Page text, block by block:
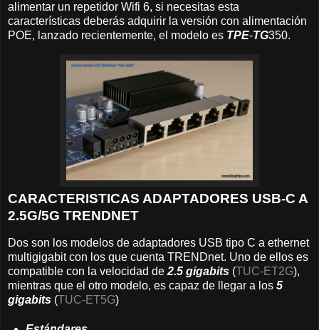
alimentar un repetidor Wifi 6, si necesitas esta
características deberás adquirir la versión con alimentación
POE, lanzado recientemente, el modelo es TPE-TG350.
CARACTERISTICAS ADAPTADORES USB-C A
2.5G/5G TRENDNET
Dos son los modelos de adaptadores USB tipo C a ethernet
multigigabit con los que cuenta TRENDnet. Uno de ellos es
compatible con la velocidad de 2.5 gigabits (TUC-ET2G),
mientras que el otro modelo, es capaz de llegar a los 5
gigabits (TUC-ET5G)